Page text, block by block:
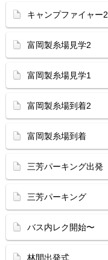
キャンプファイャー2
富岡製糸場見学2
富岡製糸場見学1
富岡製糸場到着2
富岡製糸場到着
三芳パーキング出発
三芳パーキング
バス内レク開始〜
林間出発式